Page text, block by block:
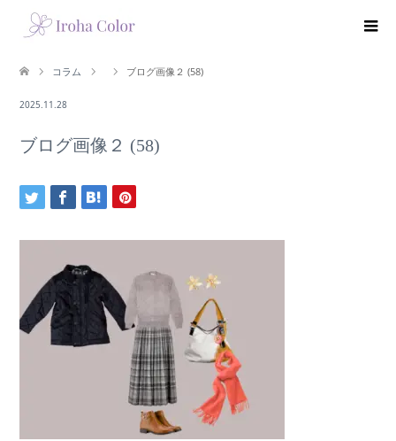
コラム ブログ画像２ (58)
2025.11.28
ブログ画像２ (58)